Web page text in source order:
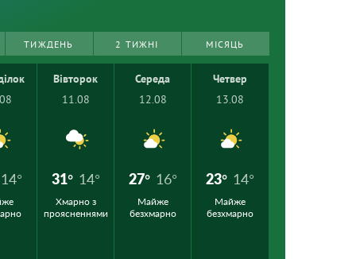
ТИЖДЕНЬ 2 ТИЖНІ МІСЯЦЬ
14°
Вівторок
11.08
31° 14°
Хмарно з
проясненнями
Середа
12.08
27° 16°
Майже
безхмарно
Четвер
13.08
23° 14°
Майже
безхмарно